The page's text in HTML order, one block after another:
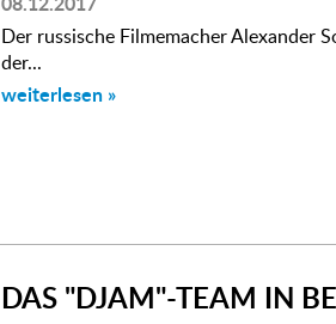
Der russische Filmemacher Alexander
der...
weiterlesen »
DAS "DJAM"-TEAM IN